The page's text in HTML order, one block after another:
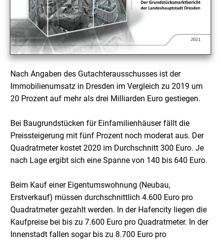
Nach Angaben des Gutachterausschusses ist der
Immobilienumsatz in Dresden im Vergleich zu 2019 um
20 Prozent auf mehr als drei Milliarden Euro gestiegen.
Bei Baugrundstücken für Einfamilienhäuser fällt die
Preissteigerung mit fünf Prozent noch moderat aus. Der
Quadratmeter kostet 2020 im Durchschnitt 300 Euro. Je
nach Lage ergibt sich eine Spanne von 140 bis 640 Euro.
Beim Kauf einer Eigentumswohnung (Neubau,
Erstverkauf) müssen durchschnittlich 4.600 Euro pro
Quadratmeter gezahlt werden. In der Hafencity liegen die
Kaufpreise bei bis zu 7.600 Euro pro Quadratmeter. In der
Innenstadt fallen sogar bis zu 8.700 Euro pro